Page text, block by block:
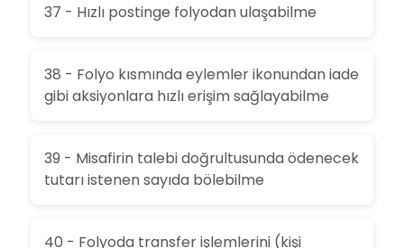
37 - Hızlı postinge folyodan ulaşabilme
38 - Folyo kısmında eylemler ikonundan iade
gibi aksiyonlara hızlı erişim sağlayabilme
39 - Misafirin talebi doğrultusunda ödenecek
tutarı istenen sayıda bölebilme
40 - Folyoda transfer işlemlerini (kişi